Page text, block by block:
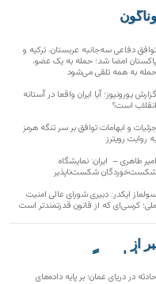
توافق دفاعی سه‌جانبه عربستان، ترکیه و
پاکستان امضا شد؛ حمله به یک عضو،
حمله به همه تلقی می‌شود
گزارش یورونیوز؛ آیا ایران واقعا در آستانه
انقلاب است؟
جزئیات و ابهامات توافق بر سر تنگه هرمز
به روایت رویترز
امیر طاهری – ایران: نمایشگاه
شکست‌خوردگان شکست‌ناپذیر
سولماز ایکدر: دبیری شورای عالی امنیت
ملی؛ کرسی‌ای که از قانون قدرتمندتر است
از
دیگر
حادثه در دریای عمان؛ بر پایه داده‌های